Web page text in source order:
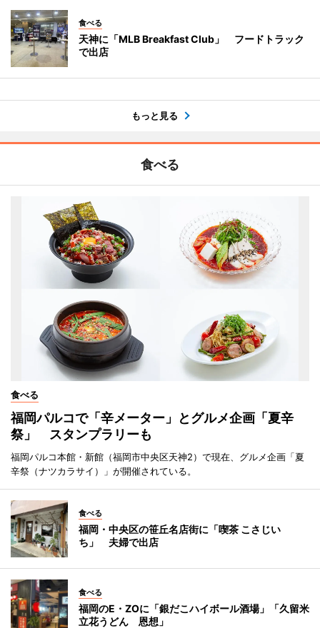
食べる
天神に「MLB Breakfast Club」 フードトラック
で出店
もっと見る
食べる
食べる
福岡パルコで「辛メーター」とグルメ企画「夏辛
祭」 スタンプラリーも
福岡パルコ本館・新館（福岡市中央区天神2）で現在、グルメ企画「夏
辛祭（ナツカラサイ）」が開催されている。
食べる
福岡・中央区の笹丘名店街に「喫茶 こさじい
ち」 夫婦で出店
食べる
福岡のE・ZOに「銀だこハイボール酒場」「久留米
立花うどん 恩想」